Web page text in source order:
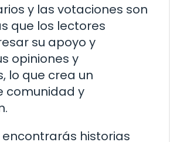
y las votaciones son
que los lectores
su apoyo y
opiniones y
lo que crea un
comunidad y
encontrarás historias